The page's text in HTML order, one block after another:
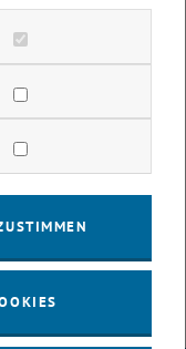
der Wiener Linien. In
Einblick in die
Oldtimer aus dem
zulassen
Cookies zulassen
zulassen